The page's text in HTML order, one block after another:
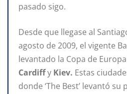
pasado sigo.
Desde que llegase al
agosto de 2009, el vigente
levantado la Copa de
Cardiffy Kiev. Estas
donde ‘The Best’ levantó